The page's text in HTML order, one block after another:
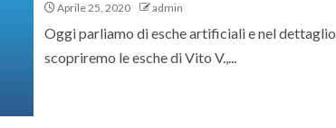
Aprile 25, 2020 admin
Oggi parliamo di esche artificiali e nel dettaglio
scopriremo le esche di Vito V.,...